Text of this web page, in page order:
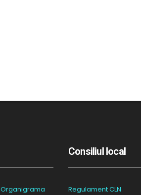
Organigrama
Consiliul local
Regulament CLN